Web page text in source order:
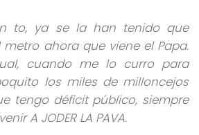
to, ya se la han tenido que
ahora que viene el Papa.
cuando me lo curro para
los miles de milloncejos
tengo déficit público, siempre
A JODER LA PAVA.